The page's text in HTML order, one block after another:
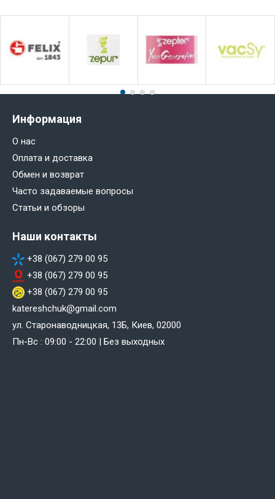
Информация
О нас
Оплата и доставка
Обмен и возврат
Часто задаваемые вопросы
Статьи и обзоры
Наши контакты
+38 (067) 279 00 95
+38 (067) 279 00 95
+38 (067) 279 00 95
katereshchuk@gmail.com
ул. Старонаводницкая, 13Б, Киев, 02000
Пн-Вс : 09:00 - 22:00 | Без выходных